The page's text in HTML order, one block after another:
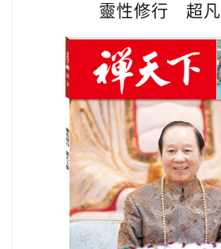
靈性修行 超凡